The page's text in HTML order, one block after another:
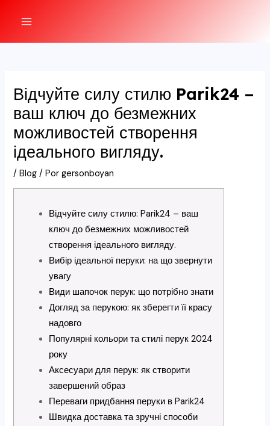
Відчуйте силу стилю Parik24 –
ваш ключ до безмежних
можливостей створення
ідеального вигляду.
/Blog / Porgersonboyan
Відчуйте силу стилю: Parik24 – ваш
ключ до безмежних можливостей
створення ідеального вигляду.
Вибір ідеальної перуки: на що звернути
увагу
Види шапочок перук: що потрібно знати
Догляд за перукою: як зберегти її красу
надовго
Популярні кольори та стилі перук 2024
року
Аксесуари для перук: як створити
завершений образ
Переваги придбання перуки в Parik24
Швидка доставка та зручні способи